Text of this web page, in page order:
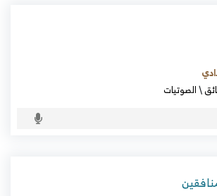
\الصوتيات